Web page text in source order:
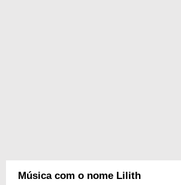
Música com o nome Lilith